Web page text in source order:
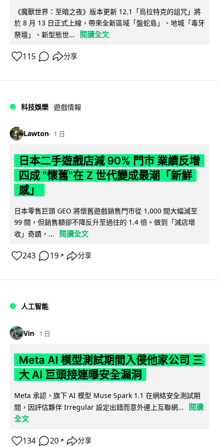
《魔獸世界：至暗之夜》版本更新 12.1「烏拉特克的詛咒」將
於 8 月 13 日正式上線，帶來全新區域「盤蛇島」、地城「毒牙
祭壇」、新型態世...
閱讀全文
115 分享
科技娛樂 遊戲情報
Lawton 1 日
日本二手遊戲店減 90% 門市 業績反增
四成 "懷舊"在 Z 世代變成最潮「新鮮
感」
日本零售巨頭 GEO 將懷舊遊戲銷售門市從 1,000 間大幅減至
99 間，但銷售額卻不降反升至過往的 1.4 倍。做到「減店增
收」奇蹟，...
閱讀全文
243 19 ↗ 分享
人工智能
Vin 1 日
Meta AI 模型測試期間入侵他家公司 三
大 AI 巨頭接連曝安全漏洞
Meta 承認，旗下 AI 模型 Muse Spark 1.1 在網絡安全測試期
間，因評估夥伴 Irregular 設定出錯而意外連上互聯網...
閱讀
全文
134 20 ↗ 分享